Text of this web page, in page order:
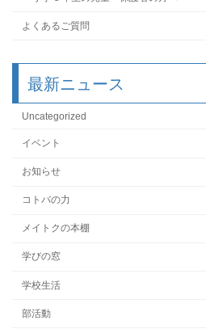
よくあるご質問
最新ニュース
Uncategorized
イベント
お知らせ
コトバの力
メイトクの本棚
学びの窓
学校生活
部活動